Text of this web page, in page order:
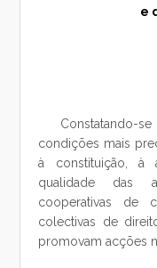
e
Constatando-
condições mais
à constituição, à
qualidade das
cooperativas de
colectivas de
promovam acções